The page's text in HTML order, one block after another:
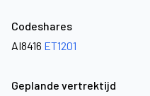
Codeshares
AI8416 ET1201
Geplande vertrektijd